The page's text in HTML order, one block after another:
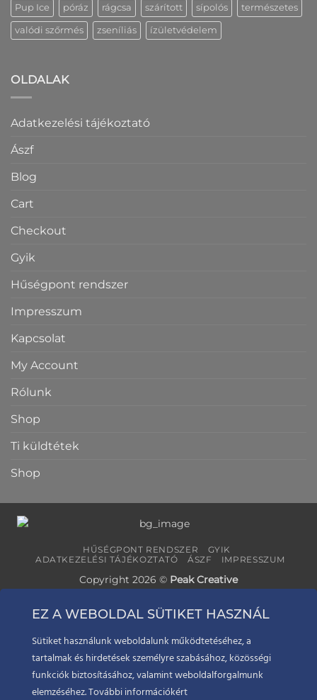
Pup Ice póráz rágcsa szárított sípolós természetes
valódi szőrmés zseníliás ízületvédelem
OLDALAK
Adatkezelési tájékoztató
Ászf
Blog
Cart
Checkout
Gyik
Hűségpont rendszer
Impresszum
Kapcsolat
My Account
Rólunk
Shop
Ti küldtétek
Shop
HŰSÉGPONT RENDSZER
GYIK
ADATKEZELÉSI TÁJÉKOZTATÓ
ÁSZF IMPRESSZUM
Copyright 2026 © Peak Creative
EZ A WEBOLDAL SÜTIKET HASZNÁL
Sütiket használunk weboldalunk működtetéséhez, a
tartalmak és hirdetések személyre szabásához, közösségi
funkciók biztosításához, valamint weboldalforgalmunk
elemzéséhez. További információkért